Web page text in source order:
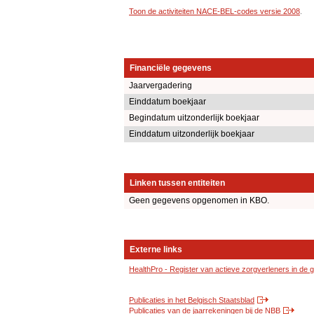
Toon de activiteiten NACE-BEL-codes versie 2008
Financiële gegevens
Jaarvergadering
Einddatum boekjaar
Begindatum uitzonderlijk boekjaar
Einddatum uitzonderlijk boekjaar
Linken tussen entiteiten
Geen gegevens opgenomen in KBO.
Externe links
HealthPro - Register van actieve zorgverleners in de
Publicaties in het Belgisch Staatsblad
Publicaties van de jaarrekeningen bij de NBB